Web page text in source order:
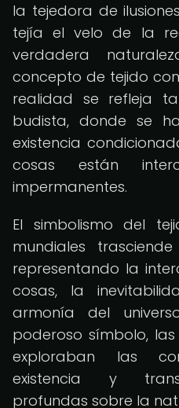
la tejedora de
tejía el velo de la
verdadera
concepto de tejido
realidad se refleja
budista, donde se
existencia
cosas están
impermanentes.
El simbolismo del
mundiales
representando la
cosas, la
armonía del
poderoso símbolo,
exploraban las
existencia y
profundas sobre la